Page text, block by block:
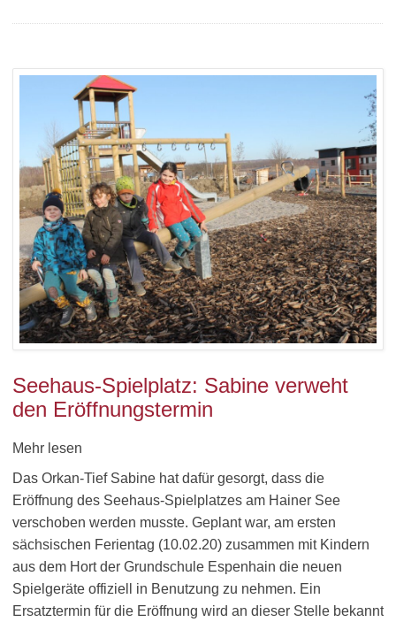
Seehaus-Spielplatz: Sabine verweht
den Eröffnungstermin
Mehr lesen
Das Orkan-Tief Sabine hat dafür gesorgt, dass die
Eröffnung des Seehaus-Spielplatzes am Hainer See
verschoben werden musste. Geplant war, am ersten
sächsischen Ferientag (10.02.20) zusammen mit Kindern
aus dem Hort der Grundschule Espenhain die neuen
Spielgeräte offiziell in Benutzung zu nehmen. Ein
Ersatztermin für die Eröffnung wird an dieser Stelle bekannt